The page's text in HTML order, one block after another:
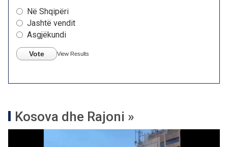
Në Shqipëri
Jashtë vendit
Asgjëkundi
Vote View Results
Kosova dhe Rajoni »